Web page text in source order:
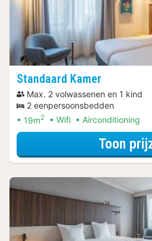
Standaard Kamer
Max. 2 volwassenen en 1 kind
2 eenpersoonsbedden
19m2 Wifi Airconditioning
Toon